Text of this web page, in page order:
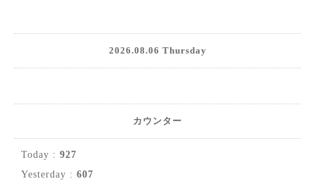
2026.08.06 Thursday
カウンター
Today : 927
Yesterday : 607